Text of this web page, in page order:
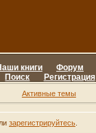
книги Форум
Поиск Регистрация
Активные темы
зарегистрируйтесь.